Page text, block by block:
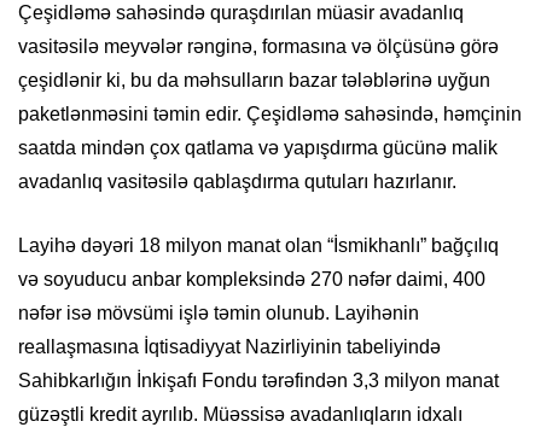
Çeşidləmə sahəsində quraşdırılan müasir avadanlıq
vasitəsilə meyvələr rənginə, formasına və ölçüsünə görə
çeşidlənir ki, bu da məhsulların bazar tələblərinə uyğun
paketlənməsini təmin edir. Çeşidləmə sahəsində, həmçinin
saatda mindən çox qatlama və yapışdırma gücünə malik
avadanlıq vasitəsilə qablaşdırma qutuları hazırlanır.
Layihə dəyəri 18 milyon manat olan “İsmikhanlı” bağçılıq
və soyuducu anbar kompleksində 270 nəfər daimi, 400
nəfər isə mövsümi işlə təmin olunub. Layihənin
reallaşmasına İqtisadiyyat Nazirliyinin tabeliyində
Sahibkarlığın İnkişafı Fondu tərəfindən 3,3 milyon manat
güzəştli kredit ayrılıb. Müəssisə avadanlıqların idxalı